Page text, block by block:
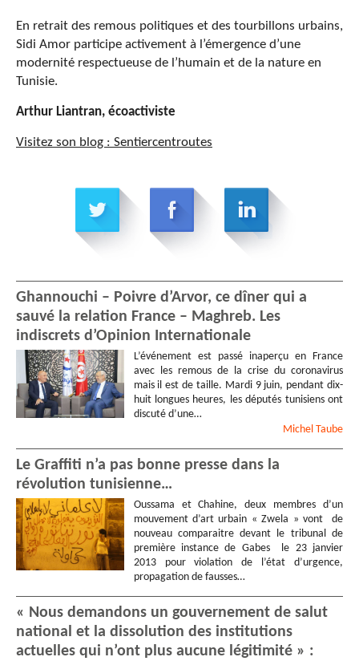
En retrait des remous politiques et des tourbillons urbains,
Sidi Amor participe activement à l’émergence d’une
modernité respectueuse de l’humain et de la nature en
Tunisie.
Arthur Liantran, écoactiviste
Visitez son blog : Sentiercentroutes
Ghannouchi – Poivre d’Arvor, ce dîner qui a
sauvé la relation France – Maghreb. Les
indiscrets d’Opinion Internationale
L’événement est passé inaperçu en France
avec les remous de la crise du coronavirus
mais il est de taille. Mardi 9 juin, pendant dix-
huit longues heures, les députés tunisiens ont
discuté d’une…
Michel Taube
Le Graffiti n’a pas bonne presse dans la
révolution tunisienne…
Oussama et Chahine, deux membres d’un
mouvement d’art urbain « Zwela » vont de
nouveau comparaitre devant le tribunal de
première instance de Gabes le 23 janvier
2013 pour violation de l’état d’urgence,
propagation de fausses…
« Nous demandons un gouvernement de salut
national et la dissolution des institutions
actuelles qui n’ont plus aucune légitimité » :